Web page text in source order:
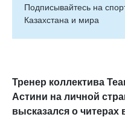
Подписывайтесь на
Казахстана и мира
Тренер коллектива
Астини на личной
высказался о